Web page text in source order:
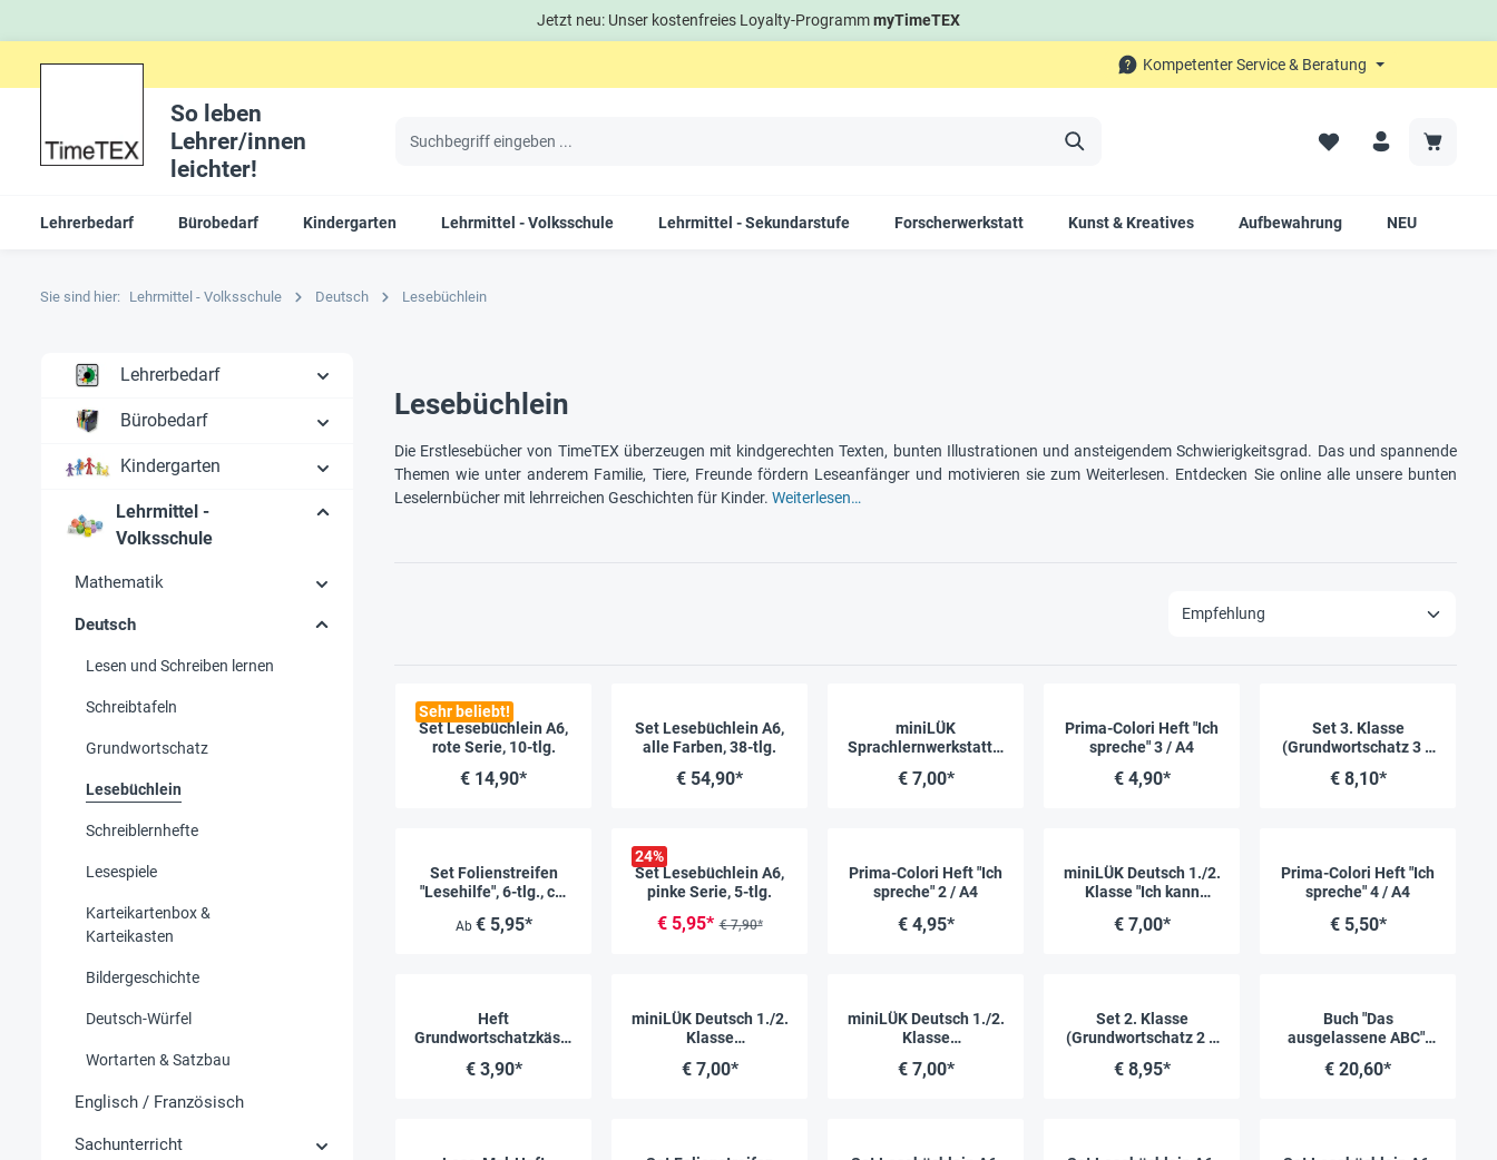
Jetzt neu: Unser kostenfreies Loyalty-ProgrammmyTimeTEX
Kompetenter Service & Beratung
So leben
Lehrer/innen
leichter!
Lehrerbedarf Bürobedarf Kindergarten Lehrmittel - Volksschule Lehrmittel - Sekundarstufe Forscherwerkstatt Kunst & Kreatives Aufbewahrung NEU
Sie sind hier: Lehrmittel - Volksschule Deutsch Lesebüchlein
Lehrerbedarf
Bürobedarf
Kindergarten
Lehrmittel -
Volksschule
Mathematik
Deutsch
Lesen und Schreiben lernen
Schreibtafeln
Grundwortschatz
Lesebüchlein
Schreiblernhefte
Lesespiele
Karteikartenbox &
Karteikasten
Bildergeschichte
Deutsch-Würfel
Wortarten & Satzbau
Englisch / Französisch
Sachunterricht
Lesebüchlein
Die Erstlesebücher von TimeTEX überzeugen mit kindgerechten Texten, bunten Illustrationen und ansteigendem Schwierigkeitsgrad. Das und spannende
Themen wie unter anderem Familie, Tiere, Freunde fördern Leseanfänger und motivieren sie zum Weiterlesen. Entdecken Sie online alle unsere bunten
Leselernbücher mit lehrreichen Geschichten für Kinder. Weiterlesen…
Sehr beliebt!
Set Lesebüchlein A6,
rote Serie, 10-tlg.
€ 14,90*
Set Lesebüchlein A6,
alle Farben, 38-tlg.
€ 54,90*
miniLÜK
Sprachlernwerkstatt 2
Wort"
€ 7,00*
Prima-Colori Heft "Ich
spreche" 3 / A4
€ 4,90*
Set 3. Klasse
(Grundwortschatz 3 +
Vereinfachte
€ 8,10*
Set Folienstreifen
"Lesehilfe", 6-tlg., ca.
Ab € 5,95*
24%
Set Lesebüchlein A6,
pinke Serie, 5-tlg.
€ 5,95* € 7,90*
Prima-Colori Heft "Ich
spreche" 2 / A4
€ 4,95*
miniLÜK Deutsch 1./2.
Klasse "Ich kann
€ 7,00*
Prima-Colori Heft "Ich
spreche" 4 / A4
€ 5,50*
Heft
Grundwortschatzkästc
€ 3,90*
miniLÜK Deutsch 1./2.
Klasse
Genau lesen - richtig
€ 7,00*
miniLÜK Deutsch 1./2.
Klasse
Motivierende
€ 7,00*
Set 2. Klasse
(Grundwortschatz 2 +
Vereinfachte
€ 8,95*
Buch "Das
ausgelassene ABC",
€ 20,60*